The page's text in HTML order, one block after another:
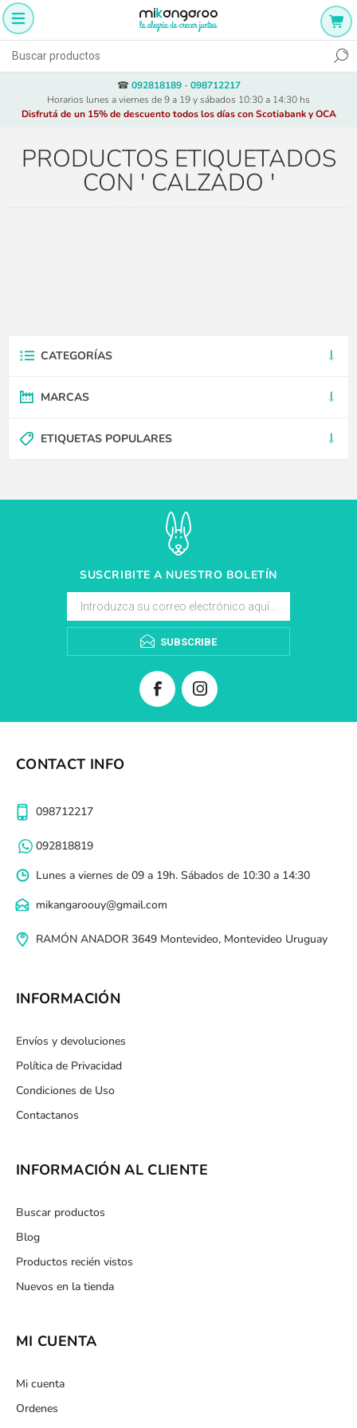
☎ 092818189- 098712217
Horarios lunes a viernes de 9 a 19 y sábados 10:30 a 14:30 hs
Disfrutá de un 15% de descuento todos los días con Scotiabank y OCA
PRODUCTOS ETIQUETADOS
CON ' CALZADO '
CATEGORÍAS
MARCAS
ETIQUETAS POPULARES
SUSCRIBITE A NUESTRO BOLETÍN
SUBSCRIBE
CONTACT INFO
098712217
092818819
Lunes a viernes de 09 a 19h. Sábados de 10:30 a 14:30
mikangaroouy@gmail.com
RAMÓN ANADOR 3649 Montevideo, Montevideo Uruguay
INFORMACIÓN
Envíos y devoluciones
Política de Privacidad
Condiciones de Uso
Contactanos
INFORMACIÓN AL CLIENTE
Buscar productos
Blog
Productos recién vistos
Nuevos en la tienda
MI CUENTA
Mi cuenta
Ordenes